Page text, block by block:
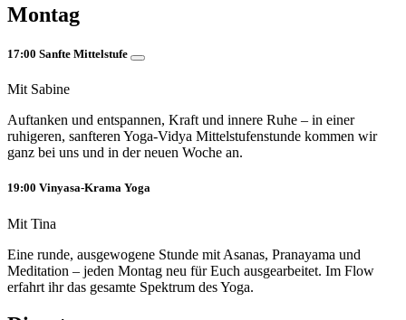
Montag
17:00 Sanfte Mittelstufe
Mit Sabine
Auftanken und entspannen, Kraft und innere Ruhe – in einer
ruhigeren, sanfteren Yoga-Vidya Mittelstufenstunde kommen wir
ganz bei uns und in der neuen Woche an.
19:00 Vinyasa-Krama Yoga
Mit Tina
Eine runde, ausgewogene Stunde mit Asanas, Pranayama und
Meditation – jeden Montag neu für Euch ausgearbeitet. Im Flow
erfahrt ihr das gesamte Spektrum des Yoga.